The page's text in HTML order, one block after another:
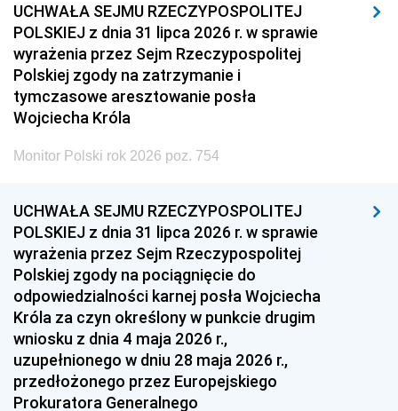
UCHWAŁA SEJMU RZECZYPOSPOLITEJ
POLSKIEJ z dnia 31 lipca 2026 r. w sprawie
wyrażenia przez Sejm Rzeczypospolitej
Polskiej zgody na zatrzymanie i
tymczasowe aresztowanie posła
Wojciecha Króla
Monitor Polski rok 2026 poz. 754
UCHWAŁA SEJMU RZECZYPOSPOLITEJ
POLSKIEJ z dnia 31 lipca 2026 r. w sprawie
wyrażenia przez Sejm Rzeczypospolitej
Polskiej zgody na pociągnięcie do
odpowiedzialności karnej posła Wojciecha
Króla za czyn określony w punkcie drugim
wniosku z dnia 4 maja 2026 r.,
uzupełnionego w dniu 28 maja 2026 r.,
przedłożonego przez Europejskiego
Prokuratora Generalnego